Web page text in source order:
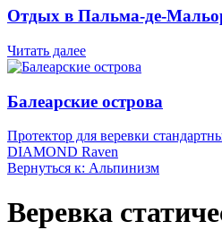
Отдых в Пальма-де-
Читать далее
Балеарские острова
Протектор для веревки
DIAMOND Raven
Вернуться к: Альпинизм
Веревка